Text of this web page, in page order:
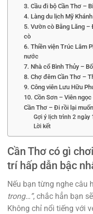
3. Cầu đi bộ Cần Thơ –
4. Làng du lịch Mỹ
5. Vườn cò Bằng Lăng –
cò
6. Thiền viện Trúc Lâm
nước
7. Nhà cổ Bình Thủy –
8. Chợ đêm Cần Thơ –
9. Công viên Lưu Hữu
10. Cồn Sơn – Viên
Cần Thơ – Đi rồi lại
Gợi ý lịch trình 2 ngày
Lời kết
Cần Thơ có gì
trí hấp dẫn bậc
Nếu bạn từng nghe câu
trong…”, chắc hẳn bạn
Không chỉ nổi tiếng với